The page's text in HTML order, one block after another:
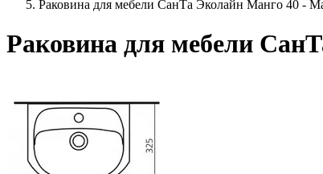
Раковина для мебели СанТа Эколайн Манго 40 -
Раковина для мебели